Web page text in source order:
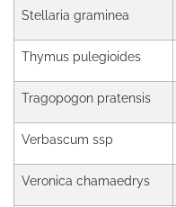
Stellaria graminea
Thymus pulegioides
Tragopogon pratensis
Verbascum ssp
Veronica chamaedrys